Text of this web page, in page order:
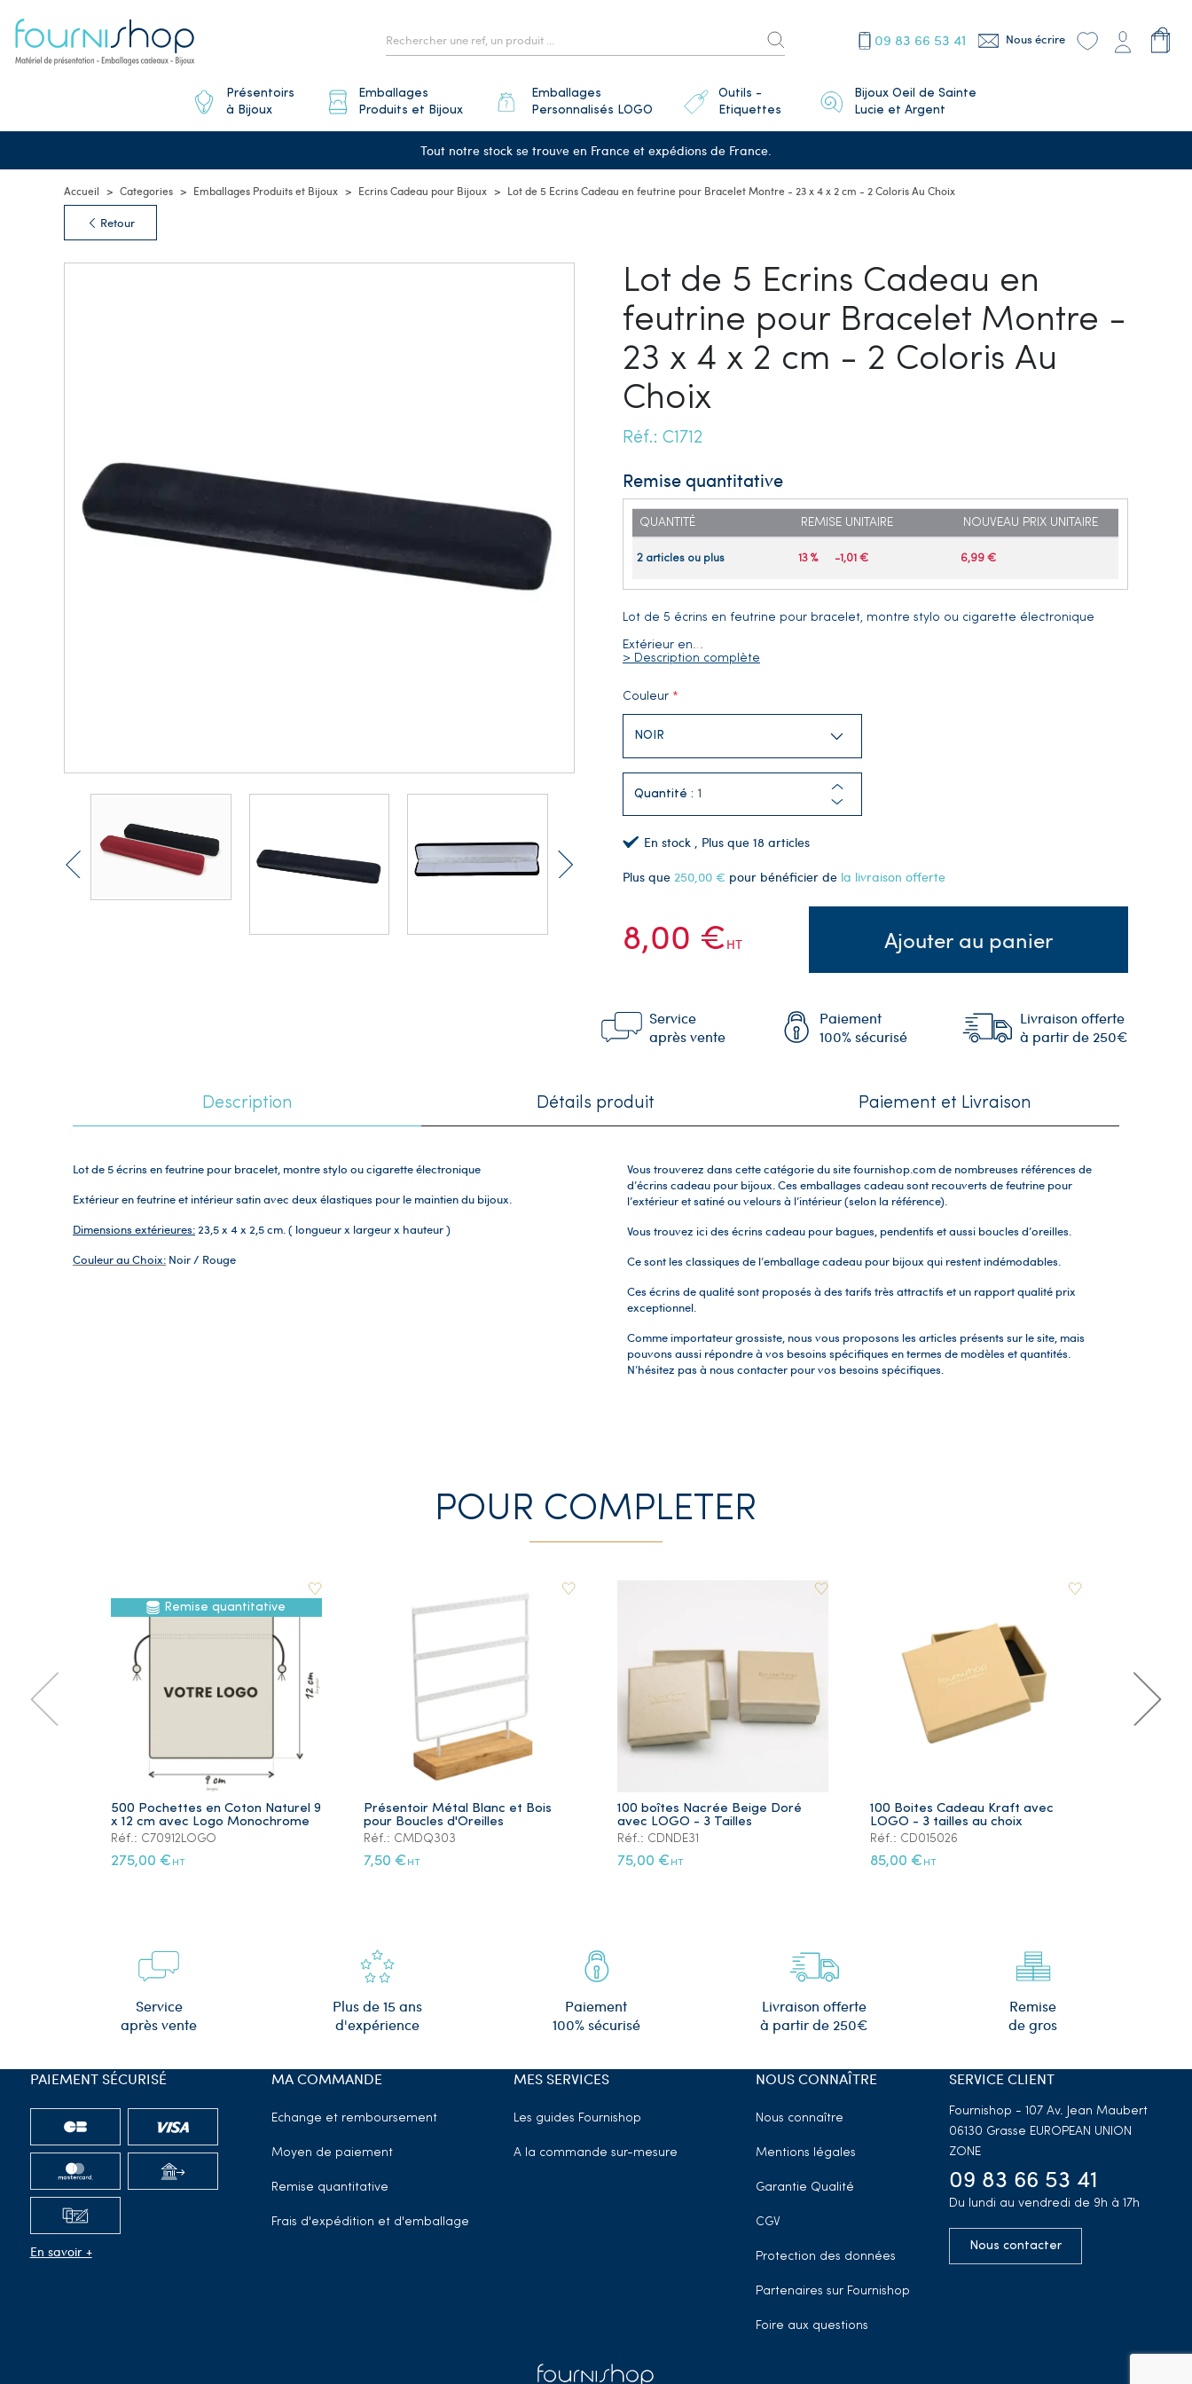
09 83 66 53 41 Nous écrire
Présentoirs
à Bijoux
Emballages
Produits et Bijoux
Emballages
Personnalisés LOGO
Outils -
Etiquettes
Bijoux Oeil de Sainte
Lucie et Argent
Tout notre stock se trouve en France et expédions de France.
Accueil Categories Emballages Produits et Bijoux Ecrins Cadeau pour Bijoux Lot de 5 Ecrins Cadeau en feutrine pour Bracelet Montre - 23 x 4 x 2 cm - 2 Coloris Au Choix
Retour
Lot de 5 Ecrins Cadeau en
feutrine pour Bracelet Montre -
23 x 4 x 2 cm - 2 Coloris Au
Choix
Réf.: C1712
Remise quantitative
QUANTITÉ REMISE UNITAIRE NOUVEAU PRIX UNITAIRE
2 articles ou plus 13 % -1,01 € 6,99 €
Lot de 5 écrins en feutrine pour bracelet, montre stylo ou cigarette électronique
Extérieur en…
> Description complète
Couleur
Quantité :
En stock , Plus que 18 articles
Plus que 250,00 € pour bénéficier de la livraison offerte
8,00 €HT Ajouter au panier
Service
après vente
Paiement
100% sécurisé
Livraison offerte
à partir de 250€
Description Détails produit Paiement et Livraison
Lot de 5 écrins en feutrine pour bracelet, montre stylo ou cigarette électronique
Extérieur en feutrine et intérieur satin avec deux élastiques pour le maintien du bijoux.
Dimensions extérieures:23,5 x 4 x 2,5 cm. ( longueur x largeur x hauteur )
Couleur au Choix: Noir / Rouge
Vous trouverez dans cette catégorie du site fournishop.com de nombreuses références de
d’écrins cadeau pour bijoux. Ces emballages cadeau sont recouverts de feutrine pour
l’extérieur et satiné ou velours à l’intérieur (selon la référence).
Vous trouvez ici des écrins cadeau pour bagues, pendentifs et aussi boucles d’oreilles.
Ce sont les classiques de l’emballage cadeau pour bijoux qui restent indémodables.
Ces écrins de qualité sont proposés à des tarifs très attractifs et un rapport qualité prix
exceptionnel.
Comme importateur grossiste, nous vous proposons les articles présents sur le site, mais
pouvons aussi répondre à vos besoins spécifiques en termes de modèles et quantités.
N’hésitez pas à nous contacter pour vos besoins spécifiques.
POUR COMPLETER
Remise quantitative
500 Pochettes en Coton Naturel 9
x 12 cm avec Logo Monochrome
Réf.: C70912LOGO
275,00 € HT
Présentoir Métal Blanc et Bois
pour Boucles d'Oreilles
Réf.: CMDQ303
7,50 € HT
100 boîtes Nacrée Beige Doré
avec LOGO - 3 Tailles
Réf.: CDNDE31
75,00 € HT
100 Boites Cadeau Kraft avec
LOGO - 3 tailles au choix
Réf.: CD015026
85,00 € HT
Service
après vente
Plus de 15 ans
d'expérience
Paiement
100% sécurisé
Livraison offerte
à partir de 250€
Remise
de gros
MA COMMANDE
Echange et remboursement
Moyen de paiement
Remise quantitative
Frais d'expédition et d'emballage
MES SERVICES
Les guides Fournishop
A la commande sur-mesure
NOUS CONNAÎTRE
Nous connaître
Mentions légales
Garantie Qualité
CGV
Protection des données
Partenaires sur Fournishop
Foire aux questions
SERVICE CLIENT
Fournishop - 107 Av. Jean Maubert
06130 Grasse EUROPEAN UNION
ZONE
09 83 66 53 41
Du lundi au vendredi de 9h à 17h
Nous contacter
PAIEMENT SÉCURISÉ
En savoir +